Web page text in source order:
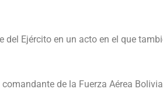
Ejército en un acto en el que
de la Fuerza Aérea